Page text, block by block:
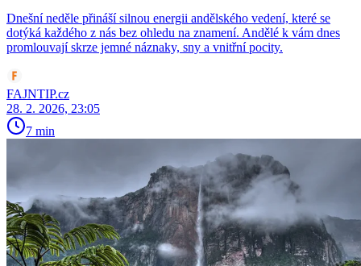
Dnešní neděle přináší silnou energii andělského vedení, které se
dotýká každého z nás bez ohledu na znamení. Andělé k vám dnes
promlouvají skrze jemné náznaky, sny a vnitřní pocity.
FAJNTIP.cz
28. 2. 2026, 23:05
7 min